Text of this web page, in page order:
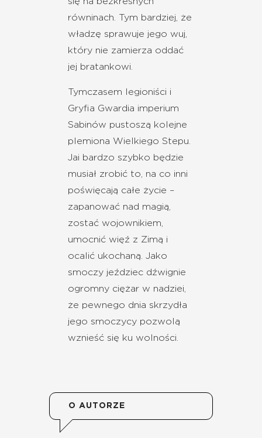
równinach. Tym bardziej, że
władzę sprawuje jego wuj,
który nie zamierza oddać
jej bratankowi.
Tymczasem legioniści i
Gryfia Gwardia imperium
Sabinów pustoszą kolejne
plemiona Wielkiego Stepu.
Jai bardzo szybko będzie
musiał zrobić to, na co inni
poświęcają całe życie –
zapanować nad magią,
zostać wojownikiem,
umocnić więź z Zimą i
ocalić ukochaną. Jako
smoczy jeździec dźwignie
ogromny ciężar w nadziei,
że pewnego dnia skrzydła
jego smoczycy pozwolą
wznieść się ku wolności.
O AUTORZE